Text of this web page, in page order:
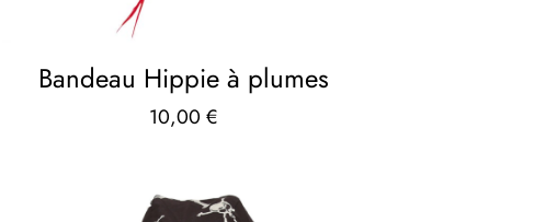
Bandeau Hippie à plumes
10,00€